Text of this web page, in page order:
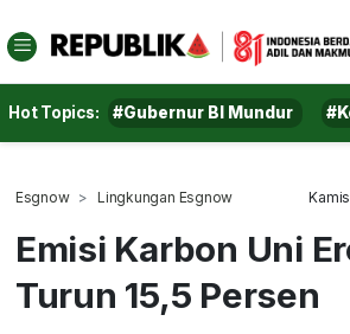
Hot Topics: #Gubernur BI Mundur
Esgnow Lingkungan Esgnow
Emisi Karbon Uni
Turun 15,5 Persen